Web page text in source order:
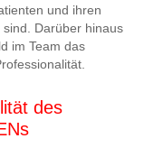
und ihren
Darüber hinaus
im Team das
des